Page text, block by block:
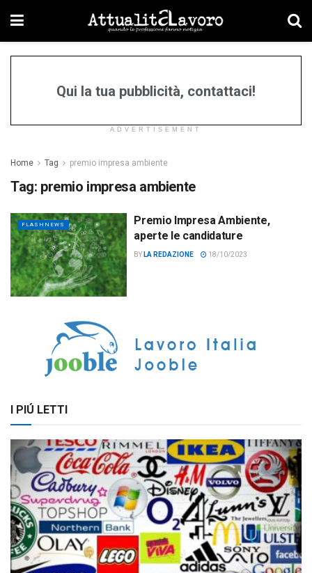
Qui la tua pubblicità, contattaci!
ADVERTISEMENT
Home Tag premio impresa ambiente
Tag: premio impresa ambiente
FLASHNEWS
Premio Impresa Ambiente,
aperte le candidature
BY LA REDAZIONE 18/10/2023
I PIÚ LETTI